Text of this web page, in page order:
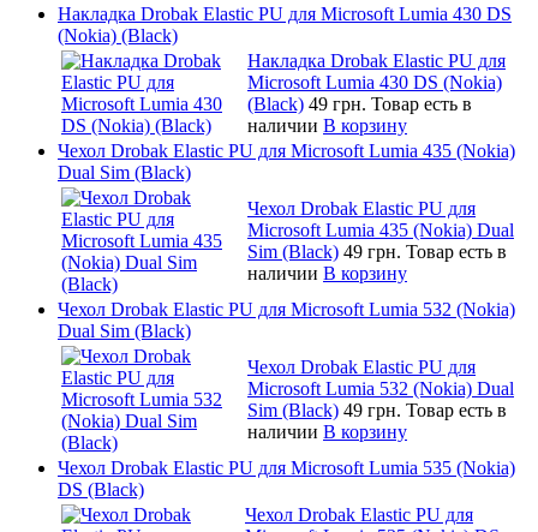
Накладка Drobak Elastic PU для Microsoft Lumia 430 DS
(Nokia) (Black)
Накладка Drobak Elastic PU для
Microsoft Lumia 430 DS (Nokia)
(Black) 49 грн. Товар есть в
наличии В корзину
Чехол Drobak Elastic PU для Microsoft Lumia 435 (Nokia)
Dual Sim (Black)
Чехол Drobak Elastic PU для
Microsoft Lumia 435 (Nokia) Dual
Sim (Black) 49 грн. Товар есть в
наличии В корзину
Чехол Drobak Elastic PU для Microsoft Lumia 532 (Nokia)
Dual Sim (Black)
Чехол Drobak Elastic PU для
Microsoft Lumia 532 (Nokia) Dual
Sim (Black) 49 грн. Товар есть в
наличии В корзину
Чехол Drobak Elastic PU для Microsoft Lumia 535 (Nokia)
DS (Black)
Чехол Drobak Elastic PU для